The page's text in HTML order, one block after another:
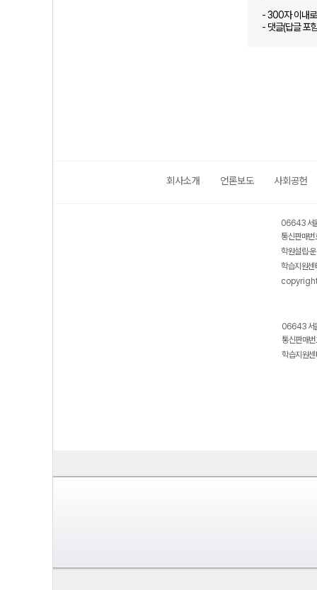
- 300자 이내
- 댓글(답글 포
회사소개 언론보도 사회공헌
06643 서
통신판매
학원설립·
학습지원
06643 서
통신판매
학습지원